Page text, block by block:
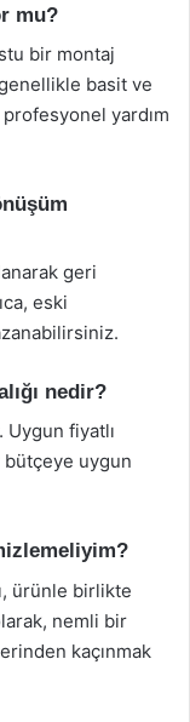
mu?
bir montaj
basit ve
profesyonel yardım
geri
eski
nedir?
Uygun fiyatlı
uygun
ürünle birlikte
nemli bir
kaçınmak